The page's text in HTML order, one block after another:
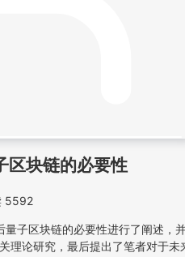
区块链的必要性
5592
子区块链的必要性进行了阐述，
理论研究，最后提出了笔者对于未